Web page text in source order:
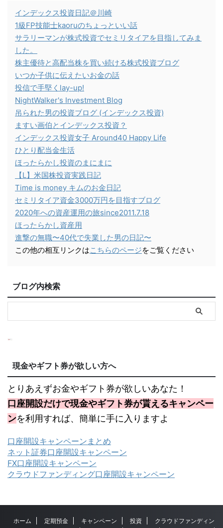
インデックス投資日記＠川崎
1級FP技能士kaoruのちょっといい話
サラリーマンが株式投資でセミリタイアを目指してみま
した。
株主優待と高配当株を買い続ける株式投資ブログ
いつか子供に伝えたいお金の話
投信で手堅くlay-up!
NightWalker's Investment Blog
吊られた男の投資ブログ (インデックス投資)
ますい画伯とインデックス投資？
インデックス投資女子 Around40 Happy Life
ひとり配当金生活
ほったらかし投資のまにまに
【L】米国株投資実践日記
Time is money キムのお金日記
セミリタイア資金3000万円を目指すブログ
2020年への資産運用の旅since2011.7.18
ほったらかし資産用
進撃の無職〜40代で失業した男の日記〜
この他の相互リンクはこちらのページをご覧ください
ブログ内検索
現金やギフト券が欲しい方へ
とりあえずお金やギフト券が欲しいあなた！
口座開設だけで現金やギフト券が貰えるキャンペー
ンを利用すれば、簡単に手に入りますよ
口座開設キャンペーンまとめ
ネット証券口座開設キャンペーン
FX口座開設キャンペーン
クラウドファンディング口座開設キャンペーン
ホーム 定期預金 キャンペーン 投資
クラウドファンディン